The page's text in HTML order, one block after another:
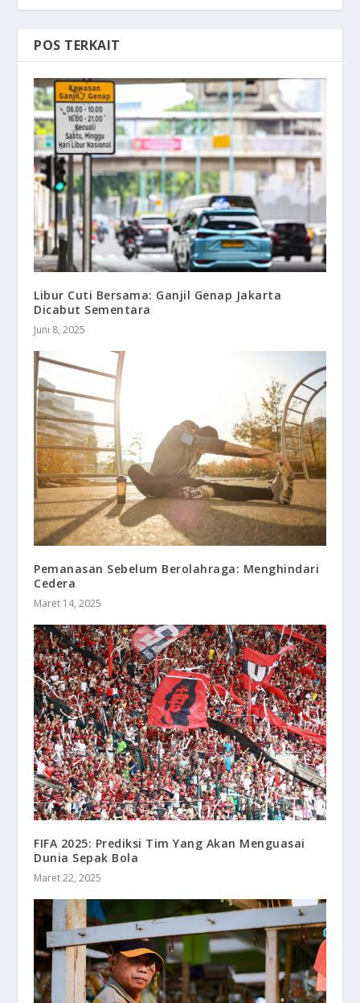
POS TERKAIT
Libur Cuti Bersama: Ganjil Genap Jakarta
Dicabut Sementara
Juni 8, 2025
Pemanasan Sebelum Berolahraga: Menghindari
Cedera
Maret 14, 2025
FIFA 2025: Prediksi Tim Yang Akan Menguasai
Dunia Sepak Bola
Maret 22, 2025